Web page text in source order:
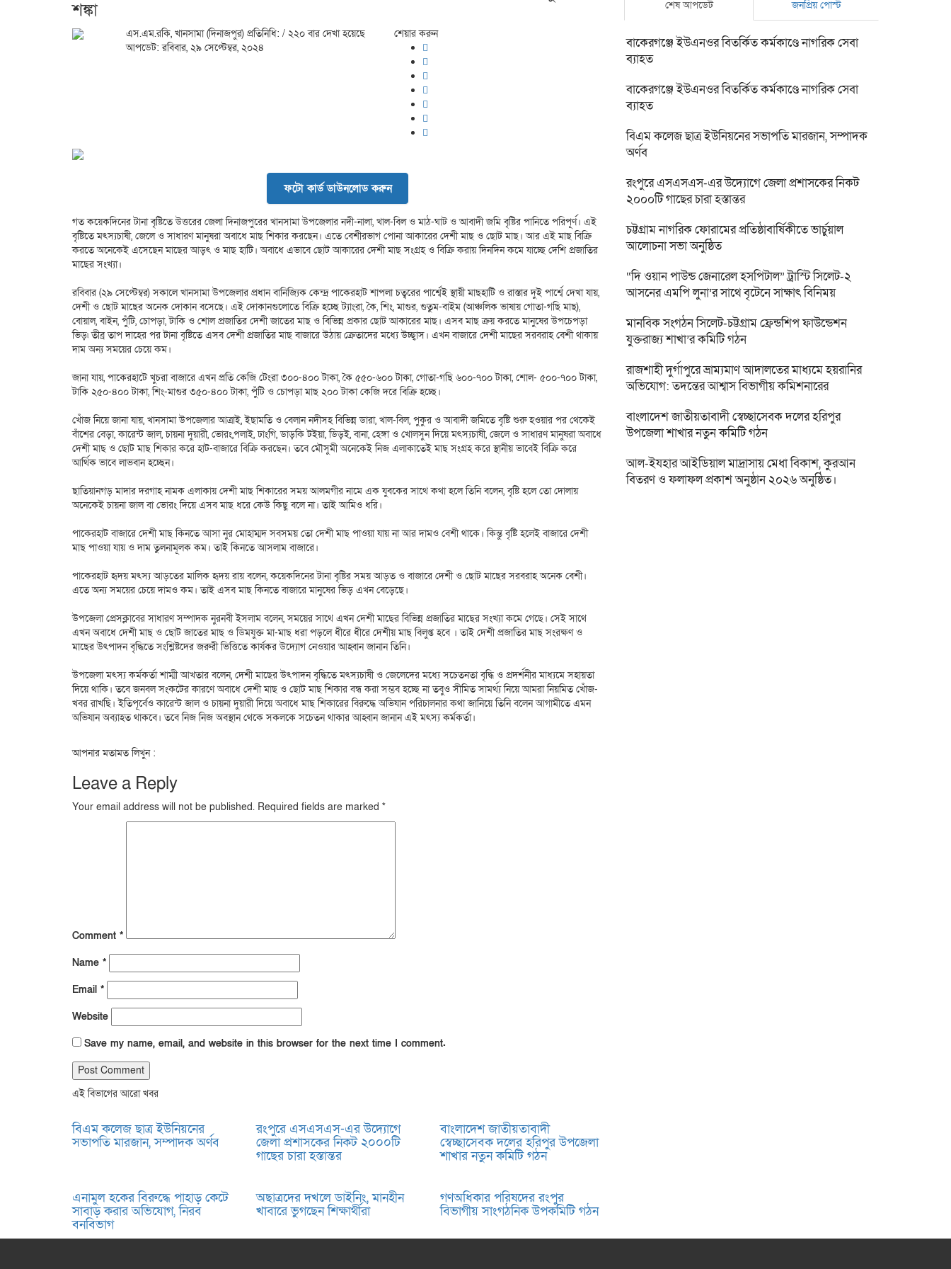
শঙ্কা
এস.এম.রকি, খানসামা (দিনাজপুর) প্রতিনিধি: / ২২০ বার দেখা হয়েছে
আপডেট: রবিবার, ২৯ সেপ্টেম্বর, ২০২৪
শেয়ার করুন
ফটো কার্ড ডাউনলোড করুন
গত কয়েকদিনের টানা বৃষ্টিতে উত্তরের জেলা দিনাজপুরের খানসামা উপজেলার নদী-নালা, খাল-বিল ও মাঠ-ঘাট ও আবাদী জমি বৃষ্টির পানিতে পরিপূর্ণ। এই
বৃষ্টিতে মৎস্যচাষী, জেলে ও সাধারণ মানুষরা অবাধে মাছ শিকার করছেন। এতে বেশীরভাগ পোনা আকারের দেশী মাছ ও ছোট মাছ। আর এই মাছ বিক্রি
করতে অনেকেই এসেছেন মাছের আড়ৎ ও মাছ হাটি। অবাধে এভাবে ছোট আকারের দেশী মাছ সংগ্রহ ও বিক্রি করায় দিনদিন কমে যাচ্ছে দেশি প্রজাতির
মাছের সংখ্যা।
রবিবার (২৯ সেপ্টেম্বর) সকালে খানসামা উপজেলার প্রধান বানিজ্যিক কেন্দ্র পাকেরহাট শাপলা চত্বরের পার্শ্বেই স্থায়ী মাছহাটি ও রাস্তার দুই পার্শ্বে দেখা যায়,
দেশী ও ছোট মাছের অনেক দোকান বসেছে। এই দোকানগুলোতে বিক্রি হচ্ছে ট্যাংরা, কৈ, শিং, মাগুর, গুতুম-বাইম (আঞ্চলিক ভাষায় গোতা-গছি মাছ),
বোয়াল, বাইন, পুঁটি, চোপড়া, টাকি ও শোল প্রজাতির দেশী জাতের মাছ ও বিভিন্ন প্রকার ছোট আকারের মাছ। এসব মাছ ক্রয় করতে মানুষের উপচেপড়া
ভিড়৷ তীব্র তাপ দাহের পর টানা বৃষ্টিতে এসব দেশী প্রজাতির মাছ বাজারে উঠায় ক্রেতাদের মধ্যে উচ্ছ্বাস। এখন বাজারে দেশী মাছের সরবরাহ বেশী থাকায়
দাম অন্য সময়ের চেয়ে কম।
জানা যায়, পাকেরহাটে খুচরা বাজারে এখন প্রতি কেজি টেংরা ৩০০-৪০০ টাকা, কৈ ৫৫০-৬০০ টাকা, গোতা-গছি ৬০০-৭০০ টাকা, শোল- ৫০০-৭০০ টাকা,
টাকি ২৫০-৪০০ টাকা, শিং-মাগুর ৩৫০-৪০০ টাকা, পুঁটি ও চোপড়া মাছ ২০০ টাকা কেজি দরে বিক্রি হচ্ছে।
খোঁজ নিয়ে জানা যায়, খানসামা উপজেলার আত্রাই, ইছামতি ও বেলান নদীসহ বিভিন্ন ডারা, খাল-বিল, পুকুর ও আবাদী জমিতে বৃষ্টি শুরু হওয়ার পর থেকেই
বাঁশের বেড়া, কারেন্ট জাল, চায়না দুয়ারী, ভোরং,পলাই, ঢাংগি, ডাড়কি টইয়া, ডিড়ই, বানা, হেঙ্গা ও খোলসুন দিয়ে মৎস্যচাষী, জেলে ও সাধারণ মানুষরা অবাধে
দেশী মাছ ও ছোট মাছ শিকার করে হাট-বাজারে বিক্রি করছেন। তবে মৌসুমী অনেকেই নিজ এলাকাতেই মাছ সংগ্রহ করে স্থানীয় ভাবেই বিক্রি করে
আর্থিক ভাবে লাভবান হচ্ছেন।
ছাতিয়ানগড় মাদার দরগাহ নামক এলাকায় দেশী মাছ শিকারের সময় আলমগীর নামে এক যুবকের সাথে কথা হলে তিনি বলেন, বৃষ্টি হলে তো দোলায়
অনেকেই চায়না জাল বা ভোরং দিয়ে এসব মাছ ধরে কেউ কিছু বলে না। তাই আমিও ধরি।
পাকেরহাট বাজারে দেশী মাছ কিনতে আসা নুর মোহাম্মদ সবসময় তো দেশী মাছ পাওয়া যায় না আর দামও বেশী থাকে। কিন্তু বৃষ্টি হলেই বাজারে দেশী
মাছ পাওয়া যায় ও দাম তুলনামূলক কম। তাই কিনতে আসলাম বাজারে।
পাকেরহাট হৃদয় মৎস্য আড়তের মালিক হৃদয় রায় বলেন, কয়েকদিনের টানা বৃষ্টির সময় আড়ত ও বাজারে দেশী ও ছোট মাছের সরবরাহ অনেক বেশী।
এতে অন্য সময়ের চেয়ে দামও কম। তাই এসব মাছ কিনতে বাজারে মানুষের ভিড় এখন বেড়েছে।
উপজেলা প্রেসক্লাবের সাধারণ সম্পাদক নুরনবী ইসলাম বলেন, সময়ের সাথে এখন দেশী মাছের বিভিন্ন প্রজাতির মাছের সংখ্যা কমে গেছে। সেই সাথে
এখন অবাধে দেশী মাছ ও ছোট জাতের মাছ ও ডিমযুক্ত মা-মাছ ধরা পড়লে ধীরে ধীরে দেশীয় মাছ বিলুপ্ত হবে । তাই দেশী প্রজাতির মাছ সংরক্ষণ ও
মাছের উৎপাদন বৃদ্ধিতে সংশ্লিষ্টদের জরুরী ভিত্তিতে কার্যকর উদ্যোগ নেওয়ার আহ্বান জানান তিনি।
উপজেলা মৎস্য কর্মকর্তা শাম্মী আখতার বলেন, দেশী মাছের উৎপাদন বৃদ্ধিতে মৎস্যচাষী ও জেলেদের মধ্যে সচেতনতা বৃদ্ধি ও প্রদর্শনীর মাধ্যমে সহায়তা
দিয়ে থাকি। তবে জনবল সংকটের কারণে অবাধে দেশী মাছ ও ছোট মাছ শিকার বন্ধ করা সম্ভব হচ্ছে না তবুও সীমিত সামর্থ্য নিয়ে আমরা নিয়মিত খোঁজ-
খবর রাখছি। ইতিপূর্বেও কারেন্ট জাল ও চায়না দুয়ারী দিয়ে অবাধে মাছ শিকারের বিরুদ্ধে অভিযান পরিচালনার কথা জানিয়ে তিনি বলেন আগামীতে এমন
অভিযান অব্যাহত থাকবে। তবে নিজ নিজ অবস্থান থেকে সকলকে সচেতন থাকার আহ্বান জানান এই মৎস্য কর্মকর্তা।
আপনার মতামত লিখুন :
Leave a Reply
Your email address will not be published. Required fields are marked *
Comment *
Name *
Email *
Website
Save my name, email, and website in this browser for the next time I comment.
এই বিভাগের আরো খবর
বিএম কলেজ ছাত্র ইউনিয়নের
সভাপতি মারজান, সম্পাদক অর্ণব
রংপুরে এসএসএস-এর উদ্যোগে
জেলা প্রশাসকের নিকট ২০০০টি
গাছের চারা হস্তান্তর
বাংলাদেশ জাতীয়তাবাদী
স্বেচ্ছাসেবক দলের হরিপুর উপজেলা
শাখার নতুন কমিটি গঠন
এনামুল হকের বিরুদ্ধে পাহাড় কেটে
সাবাড় করার অভিযোগ, নিরব
বনবিভাগ
অছাত্রদের দখলে ডাইনিং, মানহীন
খাবারে ভুগছেন শিক্ষার্থীরা
গণঅধিকার পরিষদের রংপুর
বিভাগীয় সাংগঠনিক উপকমিটি গঠন
শেষ আপডেট
জনপ্রিয় পোস্ট
বাকেরগঞ্জে ইউএনওর বিতর্কিত কর্মকাণ্ডে নাগরিক সেবা
ব্যাহত
বাকেরগঞ্জে ইউএনওর বিতর্কিত কর্মকাণ্ডে নাগরিক সেবা
ব্যাহত
বিএম কলেজ ছাত্র ইউনিয়নের সভাপতি মারজান, সম্পাদক
অর্ণব
রংপুরে এসএসএস-এর উদ্যোগে জেলা প্রশাসকের নিকট
২০০০টি গাছের চারা হস্তান্তর
চট্টগ্রাম নাগরিক ফোরামের প্রতিষ্ঠাবার্ষিকীতে ভার্চুয়াল
আলোচনা সভা অনুষ্ঠিত
“দি ওয়ান পাউন্ড জেনারেল হসপিটাল” ট্রাস্টি সিলেট-২
আসনের এমপি লুনা’র সা‌থে বৃটেনে সাক্ষাৎ বিনিময়
মানবিক সংগঠন সিলেট-চট্টগ্রাম ফ্রেন্ডশিপ ফাউন্ডেশন
যুক্তরাজ্য শাখা’র কমিটি গঠন
রাজশাহী দুর্গাপুরে ভ্রাম্যমাণ আদালতের মাধ্যমে হয়রানির
অভিযোগ: তদন্তের আশ্বাস বিভাগীয় কমিশনারের
বাংলাদেশ জাতীয়তাবাদী স্বেচ্ছাসেবক দলের হরিপুর
উপজেলা শাখার নতুন কমিটি গঠন
আল-ইযহার আইডিয়াল মাদ্রাসায় মেধা বিকাশ, কুরআন
বিতরণ ও ফলাফল প্রকাশ অনুষ্ঠান ২০২৬ অনুষ্ঠিত।